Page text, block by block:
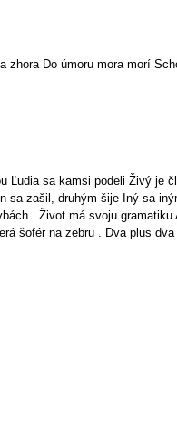
zhora Do úmoru mora morí
Ľudia sa kamsi podeli Živý je
sa zašil, druhým šije Iný sa
. Život má svoju gramatiku
šofér na zebru . Dva plus